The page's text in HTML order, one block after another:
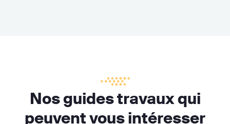
Nos guides travaux qui
peuvent vous intéresser